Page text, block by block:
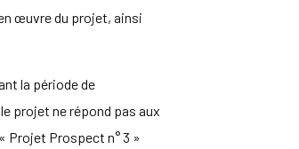
œuvre du projet, ainsi
la période de
projet ne répond pas aux
Projet Prospect n° 3 »